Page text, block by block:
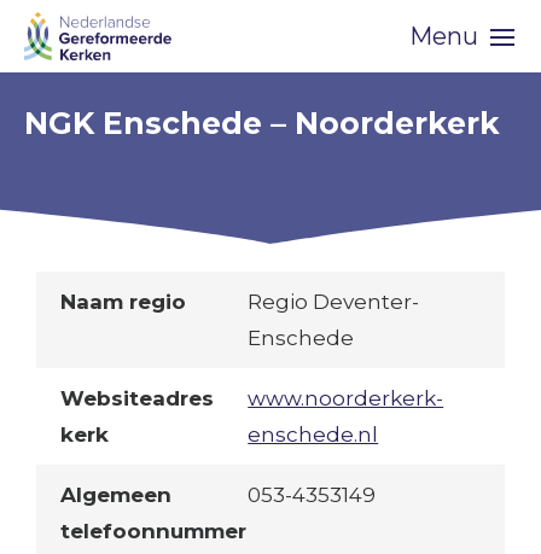
Skip
navigation
Menu
NGK Enschede – Noorderkerk
Naam regio
Regio Deventer-
Enschede
Websiteadres
kerk
www.noorderkerk-
enschede.nl
Algemeen
telefoonnummer
053-4353149